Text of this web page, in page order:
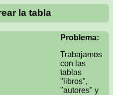
la tabla
Problema:
Trabajamos
con las
tablas
"libros",
"autores" y